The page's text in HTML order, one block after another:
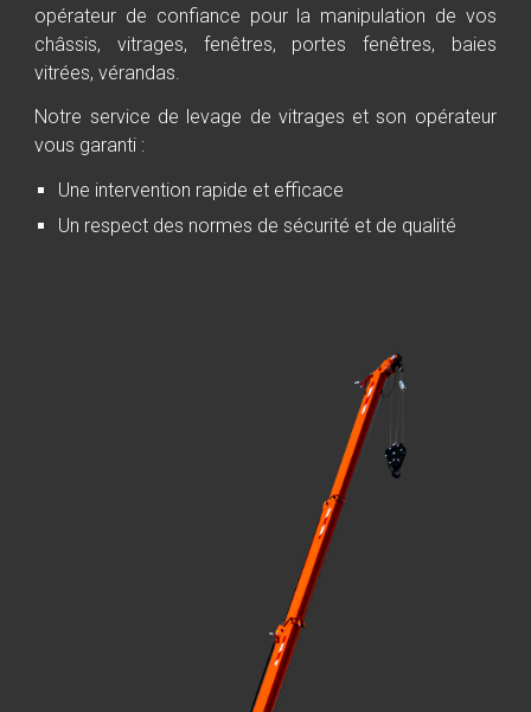
opérateur de confiance pour la manipulation de vos
châssis, vitrages, fenêtres, portes fenêtres, baies
vitrées, vérandas.
Notre service de levage de vitrages et son opérateur
vous garanti :
Une intervention rapide et efficace
Un respect des normes de sécurité et de qualité